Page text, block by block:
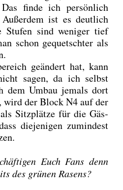
fin­de ich per­sön­lich
Außer­dem ist es deut­lich
Stu­fen sind weni­ger tief
schon gequetsch­ter als
geän­dert hat, kann
sagen, da ich selbst
dem Umbau jemals dort
wird der Block N4 auf der
Sitz­plät­ze für die Gäs­
die­je­ni­gen zumin­dest
Euch Fans denn
des grü­nen Rasens?